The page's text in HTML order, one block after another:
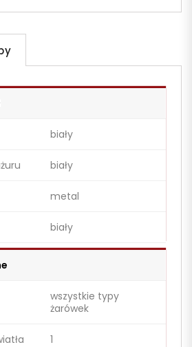
biały
biały
metal
biały
wszystkie typy
żarówek
1